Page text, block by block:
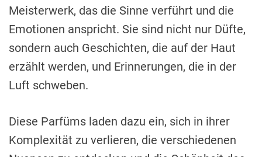
Meisterwerk, das die Sinne verführt und die
Emotionen anspricht. Sie sind nicht nur Düfte,
sondern auch Geschichten, die auf der Haut
erzählt werden, und Erinnerungen, die in der
Luft schweben.
Diese Parfüms laden dazu ein, sich in ihrer
Komplexität zu verlieren, die verschiedenen